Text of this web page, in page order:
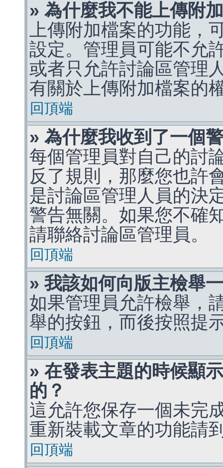
» 為什麼我不能上傳附
上傳附加檔案的功能，
設定。管理員可能不允
或者只允許討論區管理
有關於上傳附加檔案的
回頂端
» 為什麼我收到了一個
每個管理員對自己的討
反了規則，那麼您也許
是討論區管理人員的決
警告無關。如果您不確
請聯絡討論區管理員。
回頂端
» 我該如何向版主檢舉
如果管理員允許檢舉，
舉的按鈕，而後按照提
回頂端
» 在發表主題的時候顯
的？
這允許您保存一個未完
重新裝載文章的功能請
回頂端